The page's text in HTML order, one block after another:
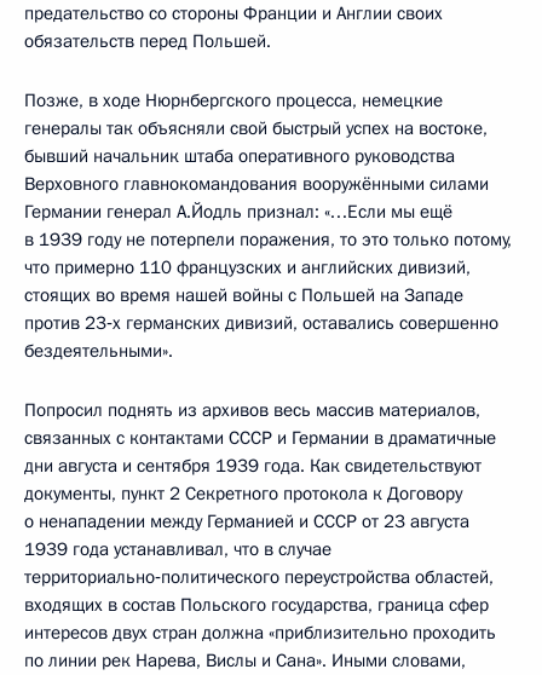
предательство со стороны Франции и Англии своих
обязательств перед Польшей.
Позже, в ходе Нюрнбергского процесса, немецкие
генералы так объясняли свой быстрый успех на востоке,
бывший начальник штаба оперативного руководства
Верховного главнокомандования вооружёнными силами
Германии генерал А.Йодль признал: «…Если мы ещё
в 1939 году не потерпели поражения, то это только потому,
что примерно 110 французских и английских дивизий,
стоящих во время нашей войны с Польшей на Западе
против 23‑х германских дивизий, оставались совершенно
бездеятельными».
Попросил поднять из архивов весь массив материалов,
связанных с контактами СССР и Германии в драматичные
дни августа и сентября 1939 года. Как свидетельствуют
документы, пункт 2 Секретного протокола к Договору
о ненападении между Германией и СССР от 23 августа
1939 года устанавливал, что в случае
территориально‑политического переустройства областей,
входящих в состав Польского государства, граница сфер
интересов двух стран должна «приблизительно проходить
по линии рек Нарева, Вислы и Сана». Иными словами,